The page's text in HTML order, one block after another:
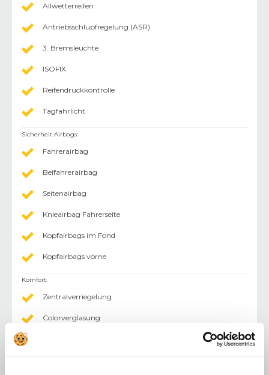
Allwetterreifen
Antriebsschlupfregelung (ASR)
3. Bremsleuchte
ISOFIX
Reifendruckkontrolle
Tagfahrlicht
Sicherheit Airbags:
Fahrerairbag
Beifahrerairbag
Seitenairbag
Knieairbag Fahrerseite
Kopfairbags im Fond
Kopfairbags vorne
Komfort:
Zentralverriegelung
Colorverglasung